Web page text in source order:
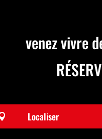
venez vivre
Localiser